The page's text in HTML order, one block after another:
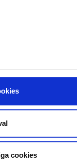
cookies